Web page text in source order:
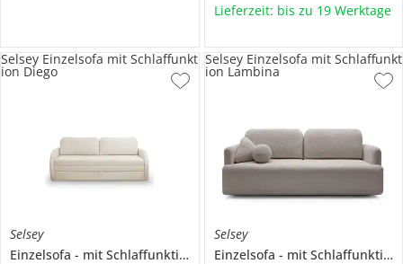
Lieferzeit: bis zu 19 Werktage
Selsey
Einzelsofa
mit Schlaffunktion
Diego
Selsey Einzelsofa mit Schlaffunkt
ion Diego
Selsey
Einzelsofa
mit Schlaffunktion
Selsey Einzelsofa mit Schlaffunkt
ion Lambina